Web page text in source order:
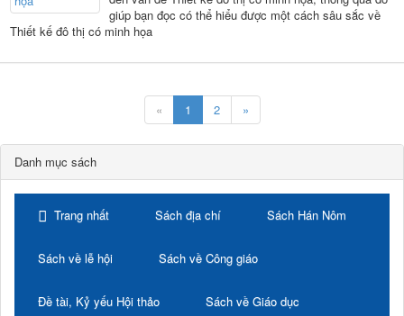
giúp bạn đọc có thể hiểu được một cách sâu sắc về
Thiết kế đô thị có minh họa
« 1 2 »
Danh mục sách
Trang nhất Sách địa chí Sách Hán Nôm
Sách về lễ hội Sách về Công giáo
Đề tài, Kỷ yếu Hội thảo Sách về Giáo dục